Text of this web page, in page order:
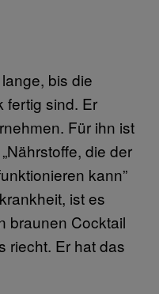
bis die
fertig sind. Er
Für ihn ist
die der
kann”
ist es
braunen Cocktail
riecht. Er hat das